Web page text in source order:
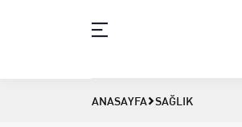
ANASAYFA SAĞLIK